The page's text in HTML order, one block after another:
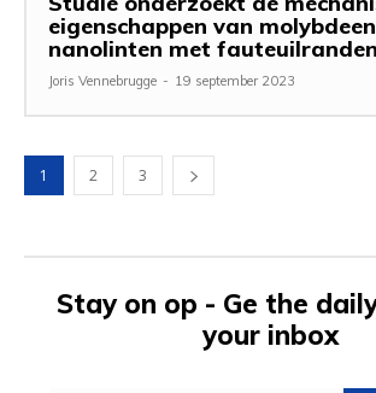
eigenschappen van
nanolinten met fauteuilranden
Joris Vennebrugge - 19 september 2023
1 2 3
Stay on op - Ge the
your inbox